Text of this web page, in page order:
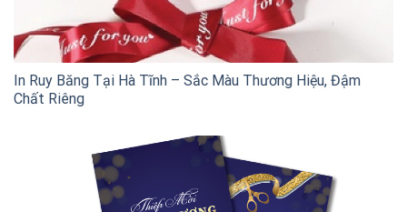
In Ruy Băng Tại Hà Tĩnh – Sắc Màu Thương Hiệu, Đậm
Chất Riêng